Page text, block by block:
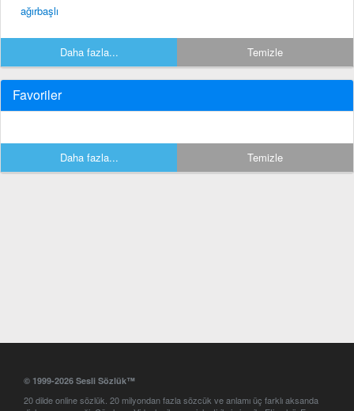
ağırbaşlı
Daha fazla... Temizle
Favoriler
Daha fazla... Temizle
© 1999-2026 Sesli Sözlük™
20 dilde online sözlük. 20 milyondan fazla sözcük ve anlamı üç farklı aksanda